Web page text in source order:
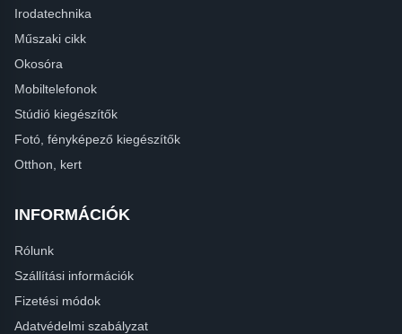
Irodatechnika
Műszaki cikk
Okosóra
Mobiltelefonok
Stúdió kiegészítők
Fotó, fényképező kiegészítők
Otthon, kert
INFORMÁCIÓK
Rólunk
Szállítási információk
Fizetési módok
Adatvédelmi szabályzat